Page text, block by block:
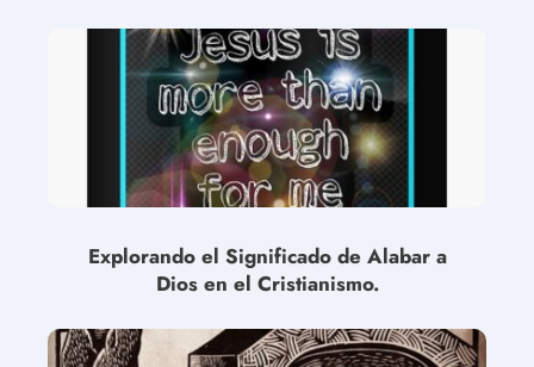
Explorando el Significado de Alabar a
Dios en el Cristianismo.